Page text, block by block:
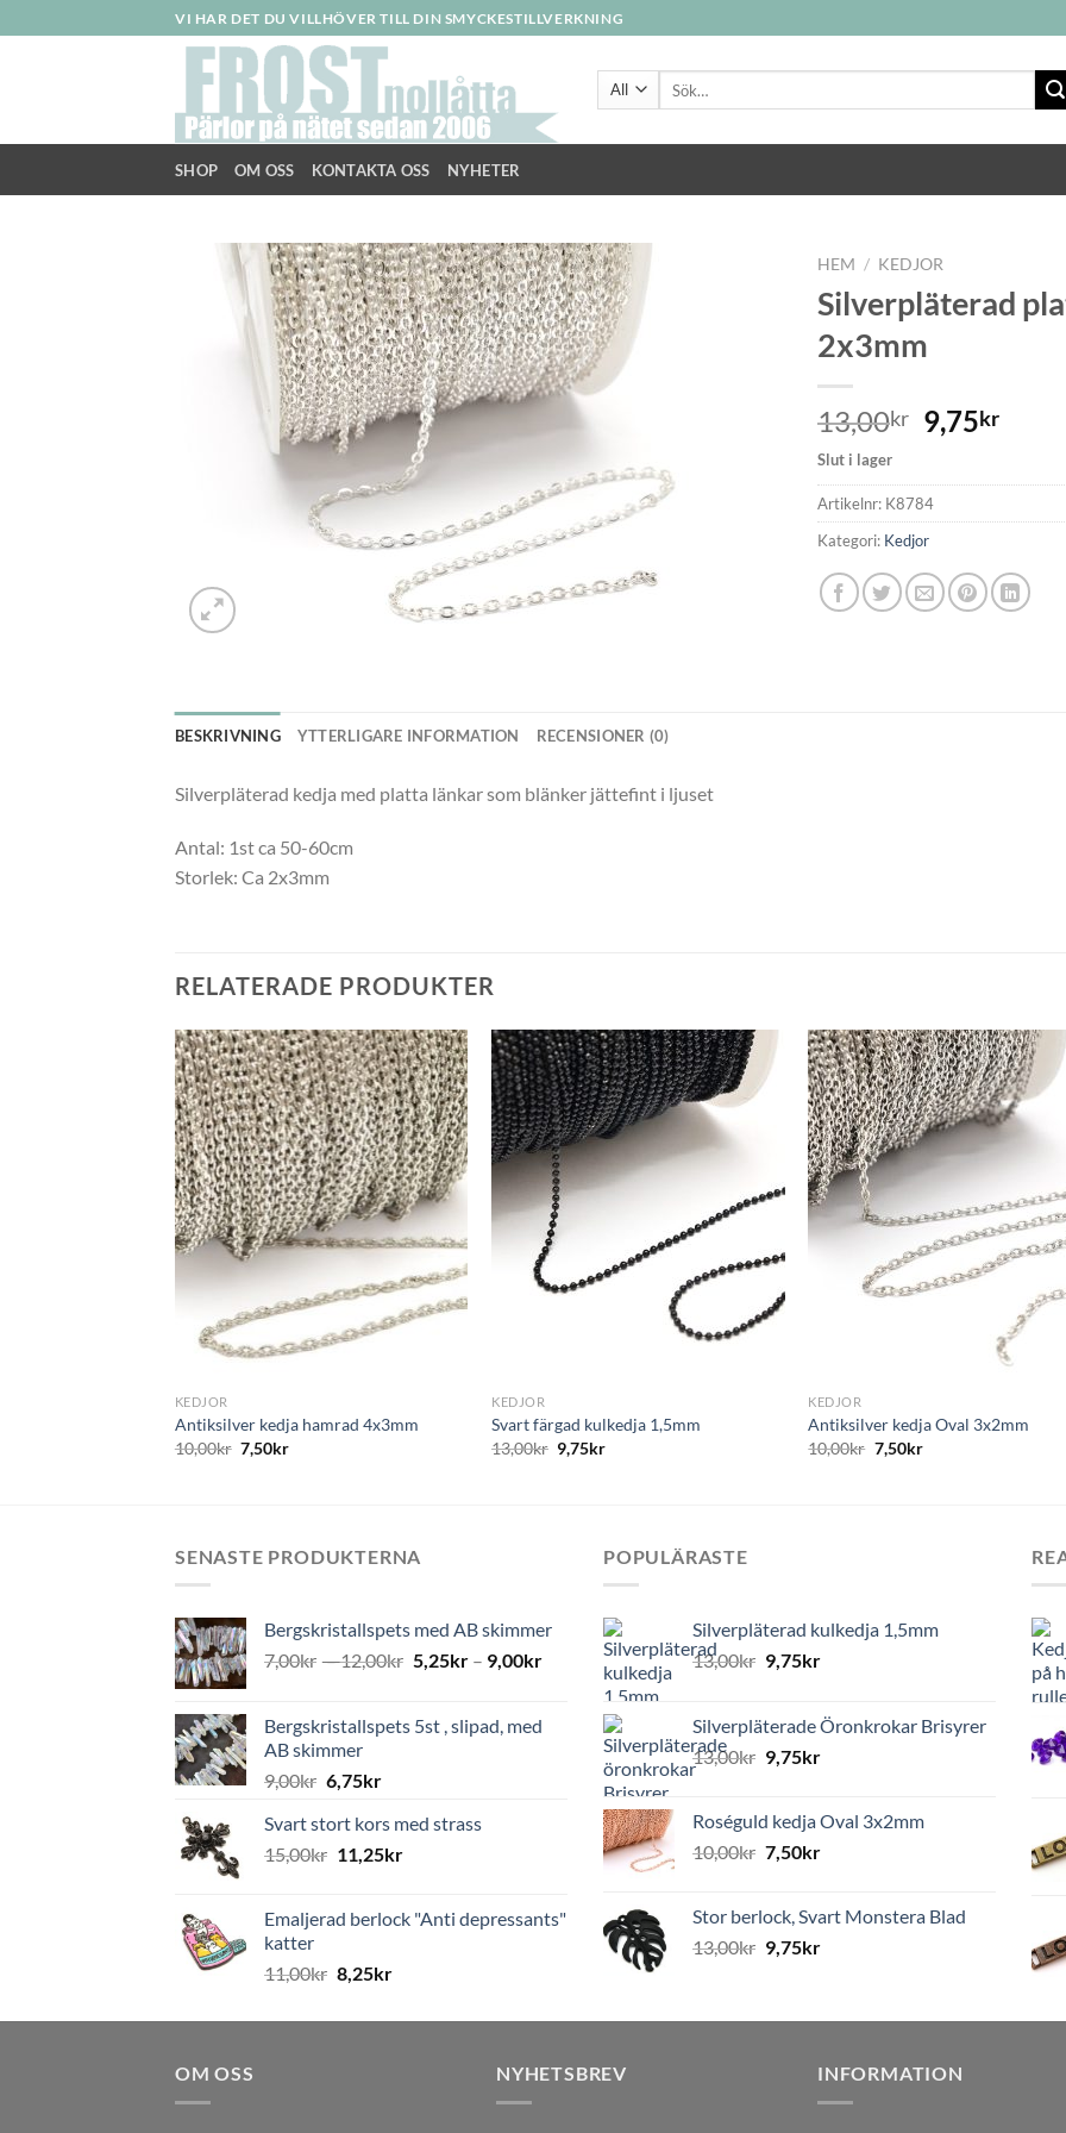
to
VI HAR DET DU VILLHÖVER TILL DIN SMYCKESTILLVERKNING
SHOP OM OSS KONTAKTA OSS NYHETER
HEM / KEDJOR
Silverpläterad
2x3mm
13,00kr 9,75kr
Slut i lager
Artikelnr: K8784
Kategori: Kedjor
BESKRIVNING YTTERLIGARE INFORMATION RECENSIONER (0)
Silverpläterad kedja med platta länkar som blänker jättefint i ljuset
Antal: 1st ca 50-60cm
Storlek: Ca 2x3mm
RELATERADE PRODUKTER
KEDJOR
Antiksilver kedja hamrad 4x3mm
10,00kr 7,50kr
KEDJOR
Svart färgad kulkedja 1,5mm
13,00kr 9,75kr
KEDJOR
Antiksilver kedja Oval 3x2mm
10,00kr 7,50kr
SENASTE PRODUKTERNA
Bergskristallspets med AB skimmer
7,00kr –12,00kr 5,25kr– 9,00kr
Bergskristallspets 5st , slipad, med
AB skimmer
9,00kr 6,75kr
Svart stort kors med strass
15,00kr 11,25kr
Emaljerad berlock "Anti depressants"
katter
11,00kr 8,25kr
POPULÄRASTE
Silverpläterad kulkedja 1,5mm
13,00kr 9,75kr
Silverpläterade Öronkrokar Brisyrer
13,00kr 9,75kr
Roséguld kedja Oval 3x2mm
10,00kr 7,50kr
Stor berlock, Svart Monstera Blad
13,00kr 9,75kr
OM OSS NYHETSBREV INFORMATION